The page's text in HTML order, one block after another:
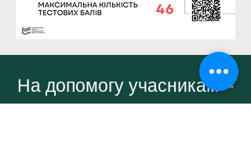
На допомогу учасникам —